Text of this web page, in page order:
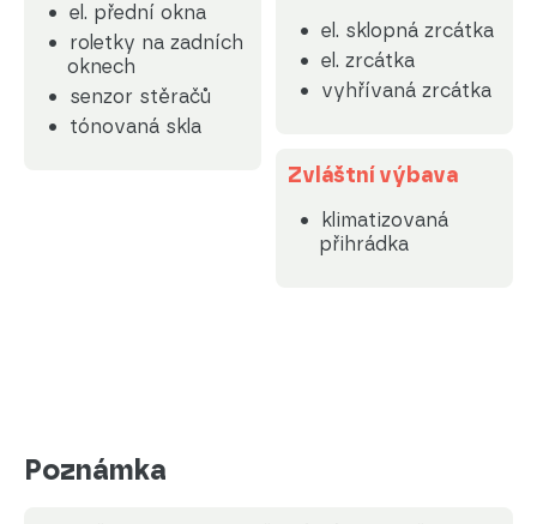
el. přední okna
roletky na zadních
oknech
senzor stěračů
tónovaná skla
el. sklopná zrcátka
el. zrcátka
vyhřívaná zrcátka
Zvláštní výbava
klimatizovaná
přihrádka
Poznámka